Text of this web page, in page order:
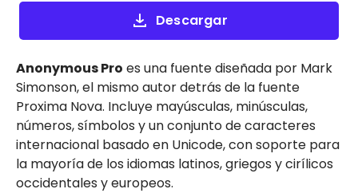
Descargar
Anonymous Pro es una fuente diseñada por Mark
Simonson, el mismo autor detrás de la fuente
Proxima Nova. Incluye mayúsculas, minúsculas,
números, símbolos y un conjunto de caracteres
internacional basado en Unicode, con soporte para
la mayoría de los idiomas latinos, griegos y cirílicos
occidentales y europeos.